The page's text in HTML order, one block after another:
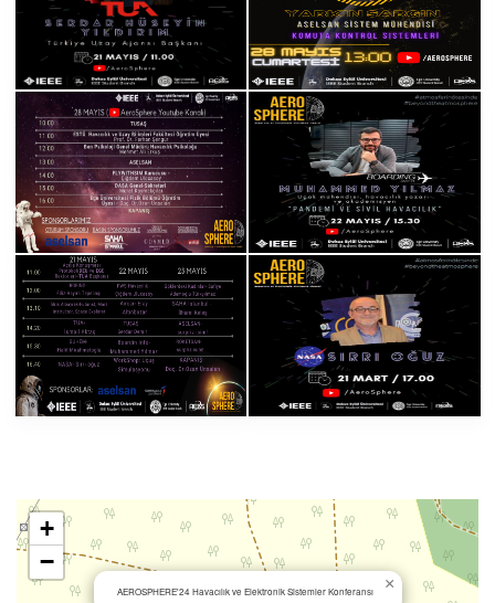
AEROSPHERE'24 Havacılık ve Elektronik Sistemler Konferansı ×
+
−